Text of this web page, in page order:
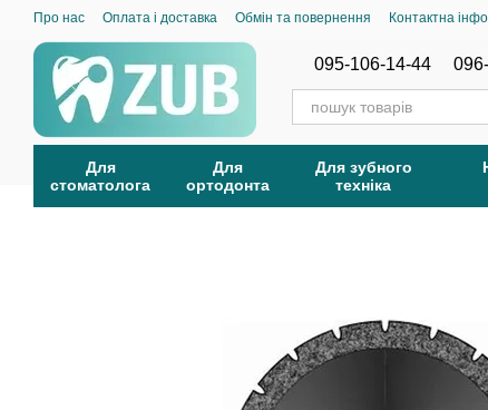
Перейти до основного контенту
Про нас Оплата і доставка Обмін та повернення Контактна
095-106-14-44
Для
стоматолога
Для
ортодонта
Для зубного
техніка